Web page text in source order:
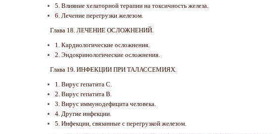
5. Влияние хелаторной терапии на токсичность железа.
6. Лечение перегрузки железом.
Глава 18. ЛЕЧЕНИЕ ОСЛОЖНЕНИЙ.
1. Кардиологические осложнения.
2. Эндокринологические осложнения.
Глава 19. ИНФЕКЦИИ ПРИ ТАЛАССЕМИЯХ.
1. Вирус гепатита С.
2. Вирус гепатита В.
3. Вирус иммунодефицита человека.
4. Другие инфекции.
5. Инфекции, связанные с перегрузкой железом.